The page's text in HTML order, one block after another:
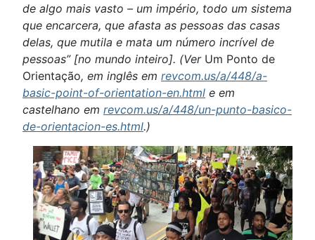
de algo mais vasto – um império, todo um sistema
que encarcera, que afasta as pessoas das casas
delas, que mutila e mata um número incrível de
pessoas” [no mundo inteiro]. (Ver Um Ponto de
Orientação, em inglês em revcom.us/a/448/a-
basic-point-of-orientation-en.html e em
castelhano em revcom.us/a/448/un-punto-basico-
de-orientacion-es.html.)